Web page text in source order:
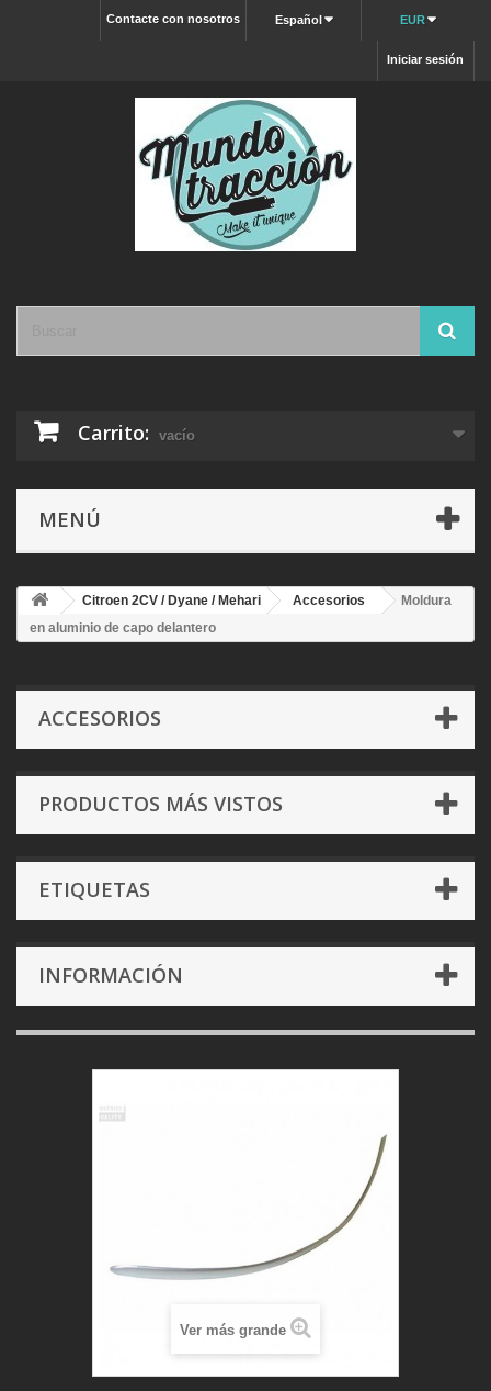
EUR
Español
Contacte con nosotros
Iniciar sesión
Carrito: vacío
MENÚ
Citroen 2CV / Dyane / Mehari Accesorios
Moldura
en aluminio de capo delantero
ACCESORIOS
PRODUCTOS MÁS VISTOS
ETIQUETAS
INFORMACIÓN
Ver más grande